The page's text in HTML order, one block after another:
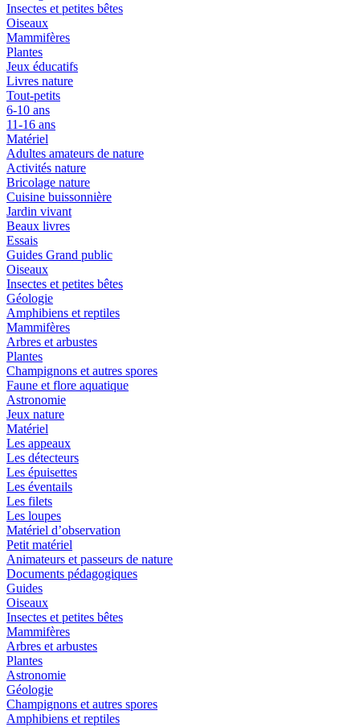
Insectes et petites bêtes
Oiseaux
Mammifères
Plantes
Jeux éducatifs
Livres nature
Tout-petits
6-10 ans
11-16 ans
Matériel
Adultes amateurs de nature
Activités nature
Bricolage nature
Cuisine buissonnière
Jardin vivant
Beaux livres
Essais
Guides Grand public
Oiseaux
Insectes et petites bêtes
Géologie
Amphibiens et reptiles
Mammifères
Arbres et arbustes
Plantes
Champignons et autres spores
Faune et flore aquatique
Astronomie
Jeux nature
Matériel
Les appeaux
Les détecteurs
Les épuisettes
Les éventails
Les filets
Les loupes
Matériel d’observation
Petit matériel
Animateurs et passeurs de nature
Documents pédagogiques
Guides
Oiseaux
Insectes et petites bêtes
Mammifères
Arbres et arbustes
Plantes
Astronomie
Géologie
Champignons et autres spores
Amphibiens et reptiles